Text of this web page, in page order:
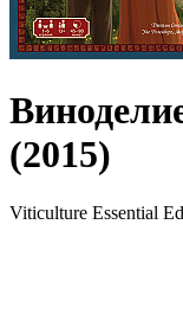
(2015)
Viticulture Essential